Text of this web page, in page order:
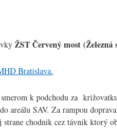
ŽST Červený most (Železná
Bratislava.
k podchodu za
areálu SAV. Za rampou
chodnik cez távnik ktorý